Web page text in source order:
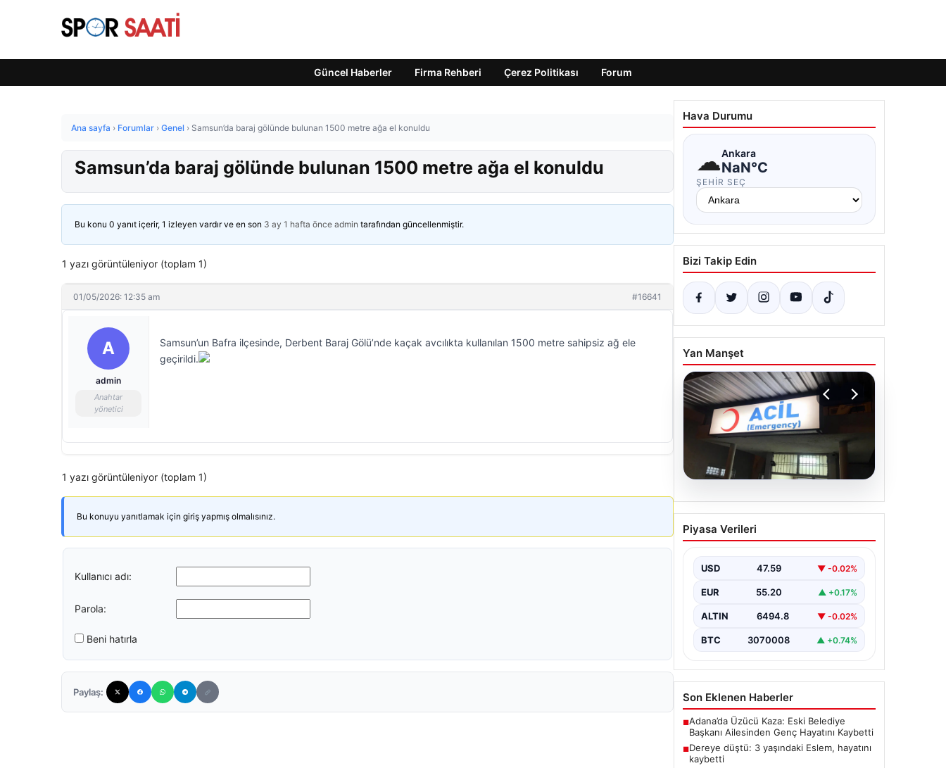
Güncel Haberler Firma Rehberi Çerez Politikası Forum
Ana sayfa › Forumlar › Genel › Samsun’da baraj gölünde bulunan 1500 metre ağa el konuldu
Samsun’da baraj gölünde bulunan 1500 metre ağa el konuldu
Bu konu 0 yanıt içerir, 1 izleyen vardır ve en son 3 ay 1 hafta önce admin tarafından güncellenmiştir.
1 yazı görüntüleniyor (toplam 1)
01/05/2026: 12:35 am #16641
A
admin
Anahtar
yönetici
Samsun’un Bafra ilçesinde, Derbent Baraj Gölü’nde kaçak avcılıkta kullanılan 1500 metre sahipsiz ağ ele
geçirildi.
1 yazı görüntüleniyor (toplam 1)
Bu konuyu yanıtlamak için giriş yapmış olmalısınız.
Kullanıcı adı:
Parola:
Beni hatırla
Paylaş:
Hava Durumu
☁Ankara
NaN°C
ŞEHIR SEÇ
Bizi Takip Edin
Yan Manşet
05.08.2026
Dereye düştü: 3 yaşındaki
Eslem, hayatını kaybetti
Piyasa Verileri
USD 47.59 ▼ -0.02%
EUR 55.20 ▲ +0.17%
ALTIN 6494.8 ▼ -0.02%
BTC 3070008 ▲ +0.74%
Son Eklenen Haberler
■Adana’da Üzücü Kaza: Eski Belediye
Başkanı Ailesinden Genç Hayatını Kaybetti
■Dereye düştü: 3 yaşındaki Eslem, hayatını
kaybetti